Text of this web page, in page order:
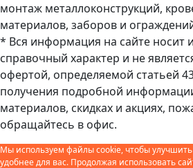
монтаж металлоконструкций,
материалов, заборов и
* Вся информация на сайте носит
справочный характер и не
офертой, определяемой статьей
получения подробной
материалов, скидках и акциях,
обращайтесь в офис.
Мы используем файлы cookie, чтобы улучшить
удобнее для вас. Продолжая использовать